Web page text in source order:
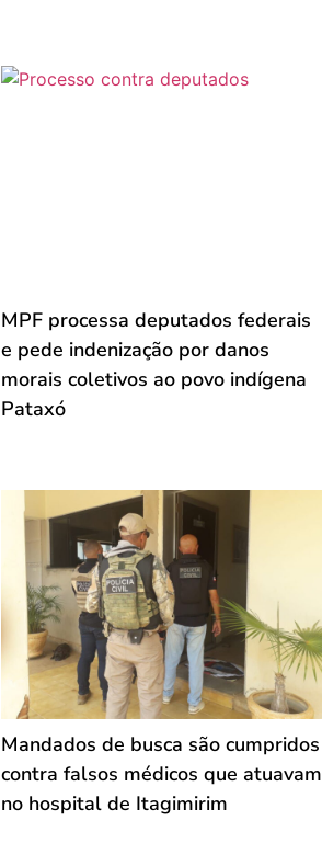
MPF processa deputados federais
e pede indenização por danos
morais coletivos ao povo indígena
Pataxó
Mandados de busca são cumpridos
contra falsos médicos que atuavam
no hospital de Itagimirim